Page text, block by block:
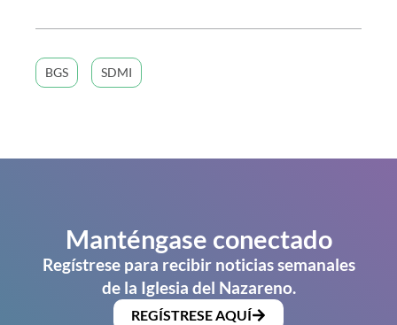
BGS SDMI
Manténgase conectado
Regístrese para recibir noticias semanales
de la Iglesia del Nazareno.
REGÍSTRESE AQUÍ